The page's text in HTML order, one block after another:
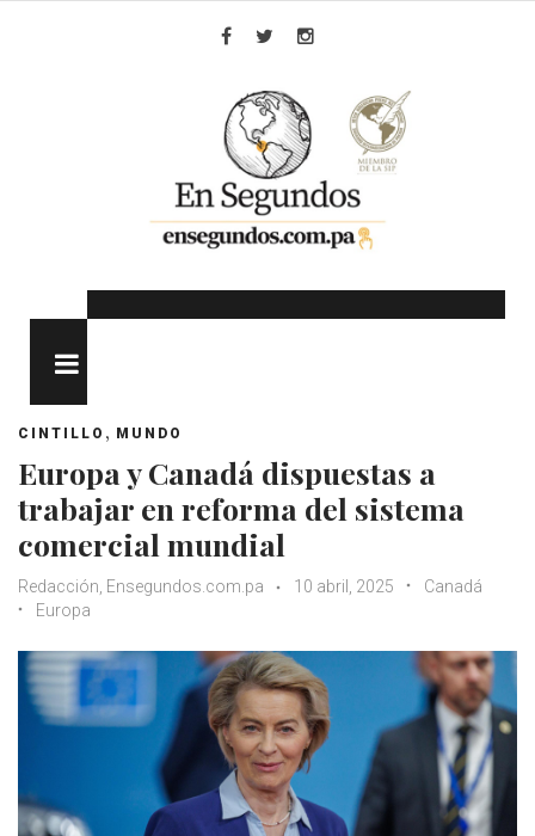
CINTILLO , MUNDO
Europa y Canadá dispuestas a
trabajar en reforma del sistema
comercial mundial
Redacción, Ensegundos.com.pa 10 abril, 2025
Canadá
Europa